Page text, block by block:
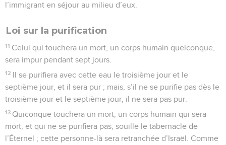
l’immigrant en séjour au milieu d’eux.
Loi sur la purification
11 Celui qui touchera un mort, un corps humain quelconque,
sera impur pendant sept jours.
12 Il se purifiera avec cette eau le troisième jour et le
septième jour, et il sera pur ; mais, s’il ne se purifie pas dès le
troisième jour et le septième jour, il ne sera pas pur.
13 Quiconque touchera un mort, un corps humain qui sera
mort, et qui ne se purifiera pas, souille le tabernacle de
l’Éternel ; cette personne-là sera retranchée d’Israël. Comme